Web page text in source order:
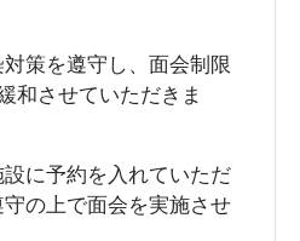
策を遵守し、面会制限
和させていただきま
に予約を入れていただ
の上で面会を実施させ